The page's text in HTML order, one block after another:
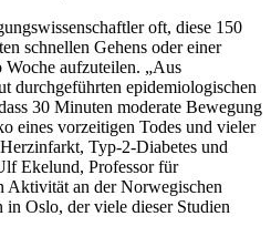
oft, diese 150
schnellen Gehens oder einer
aufzuteilen. „Aus
durchgeführten epidemiologischen
30 Minuten moderate Bewegung
eines vorzeitigen Todes und vieler
Typ-2-Diabetes und
Ekelund, Professor für
Aktivität an der Norwegischen
in Oslo, der viele dieser Studien